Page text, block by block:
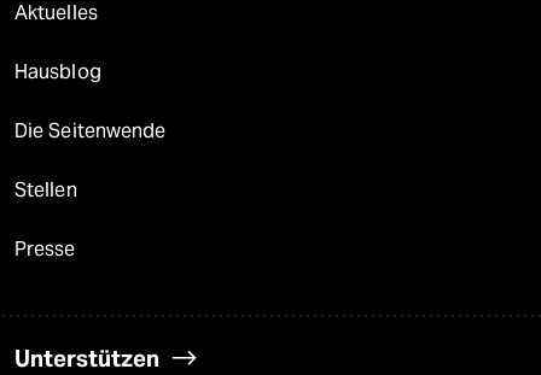
Aktuelles
Hausblog
Die Seitenwende
Stellen
Presse
Unterstützen